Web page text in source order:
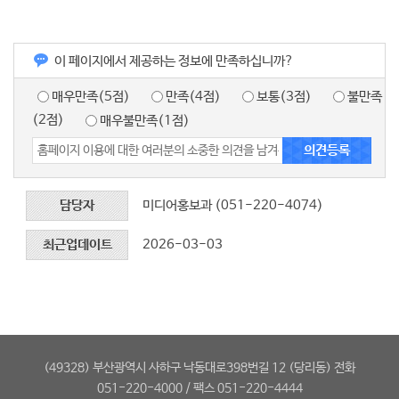
이 페이지에서 제공하는 정보에 만족하십니까?
매우만족(5점) 만족(4점) 보통(3점)
(2점)
매우불만족(1점)
담당자 미디어홍보과 (051-220-4074)
최근업데이트 2026-03-03
(49328) 부산광역시 사하구 낙동대로398번길 12 (당리동) 전화
051-220-4000 / 팩스 051-220-4444